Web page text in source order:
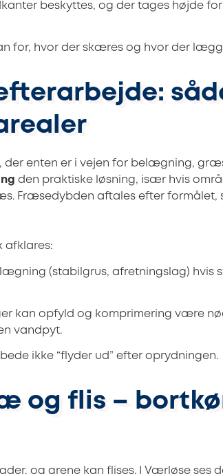
beskyttes, og der tages højde
for, hvor der skæres og hvor der
enten er i vejen for belægning,
den praktiske løsning, især hvis
Fræsedybden aftales efter formålet,
afklares:
(stabilgrus, afretningslag) hvis
kan opfyld og komprimering være
vandpyt.
ikke “flyder ud” efter oprydningen.
og flis –
og grene kan flises. I Værløse ses